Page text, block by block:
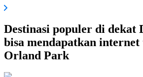
Destinasi populer di dekat
bisa mendapatkan
Orland Park